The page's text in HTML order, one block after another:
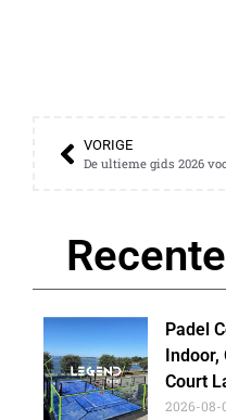
VORIGE
Padel
Court
2026-08-